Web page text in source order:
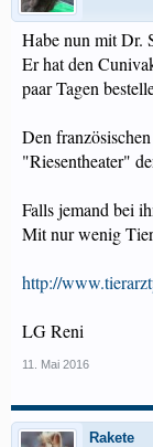
Habe nun mit Dr.
Er hat den
paar Tagen
Den
"Riesentheater"
Falls jemand bei
Mit nur wenig
http://
LG Reni
11. Mai 2016
Rakete